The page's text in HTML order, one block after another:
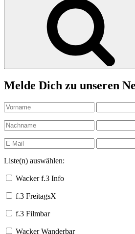
Melde Dich zu unseren
Liste(n) auswählen:
Wacker f.3 Info
f.3 FreitagsX
f.3 Filmbar
Wacker Wanderbar